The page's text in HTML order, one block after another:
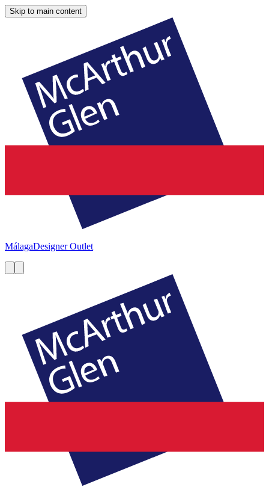
Skip to main content
MálagaDesigner Outlet